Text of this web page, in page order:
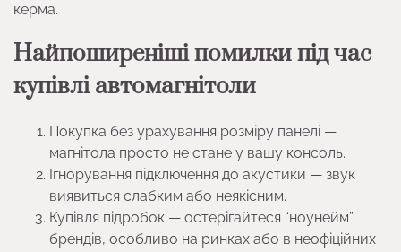
керма.
Найпоширеніші помилки під час
купівлі автомагнітоли
Покупка без урахування розміру панелі —
магнітола просто не стане у вашу консоль.
Ігнорування підключення до акустики — звук
виявиться слабким або неякісним.
Купівля підробок — остерігайтеся “ноунейм”
брендів, особливо на ринках або в неофіційних